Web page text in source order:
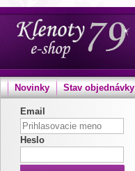
Novinky Stav objednávky
Email
Heslo